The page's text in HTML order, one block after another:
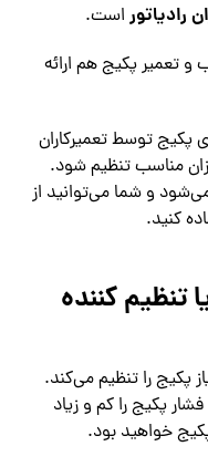
رادیاتور است.
تعمیر پکیج هم ارائه
توسط تعمیرکاران
مناسب تنظیم شود.
و شما می‌توانید از
کنید.
تنظیم کننده
پکیج را تنظیم می‌کند.
پکیج را کم‌ و زیاد
خواهید بود.